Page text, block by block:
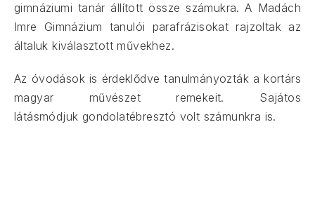
gimnáziumi tanár állított össze számukra. A Madách
Imre Gimnázium tanulói parafrázisokat rajzoltak az
általuk kiválasztott művekhez.
Az óvodások is érdeklődve tanulmányozták a kortárs
magyar művészet remekeit. Sajátos
látásmódjuk gondolatébresztó volt számunkra is.